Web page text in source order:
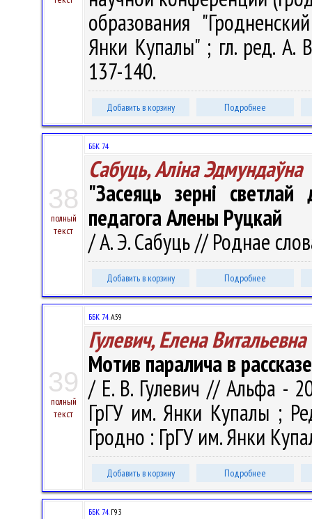
образования
Янки Купалы" ; гл. ред. А.
137-140.
Добавить в корзину Подробнее
38
полный
текст
ББК 74
Сабуць, Аліна Эдмундаўна
"Засеяць зерні светлай
педагога Алены Руцкай
/ А. Э. Сабуць // Роднае
Добавить в корзину Подробнее
39
полный
текст
ББК 74.А59
Гулевич, Елена Витальевна
Мотив паралича в
/ Е. В. Гулевич // Альфа -
ГрГУ им. Янки Купалы ;
Гродно : ГрГУ им. Янки
Добавить в корзину Подробнее
ББК 74.Г93